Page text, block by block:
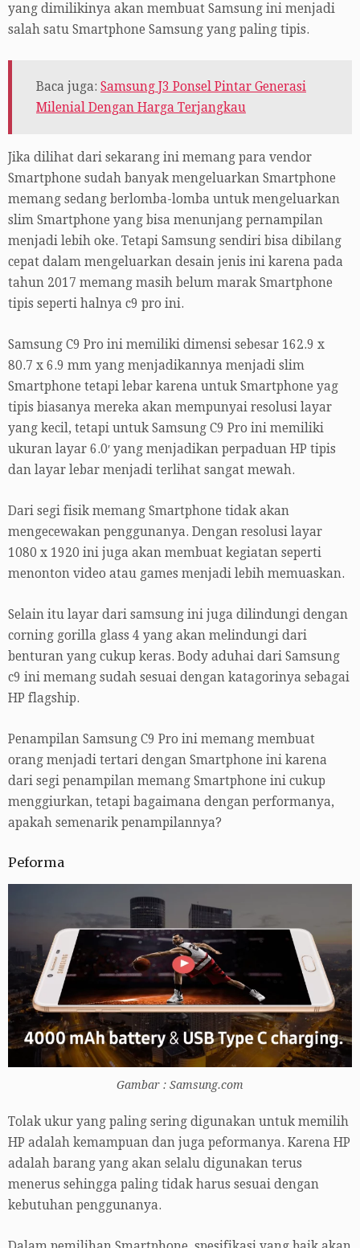
yang dimilikinya akan membuat Samsung ini menjadi
salah satu Smartphone Samsung yang paling tipis.
Baca juga: Samsung J3 Ponsel Pintar Generasi
Milenial Dengan Harga Terjangkau
Jika dilihat dari sekarang ini memang para vendor
Smartphone sudah banyak mengeluarkan Smartphone
memang sedang berlomba-lomba untuk mengeluarkan
slim Smartphone yang bisa menunjang pernampilan
menjadi lebih oke. Tetapi Samsung sendiri bisa dibilang
cepat dalam mengeluarkan desain jenis ini karena pada
tahun 2017 memang masih belum marak Smartphone
tipis seperti halnya c9 pro ini.
Samsung C9 Pro ini memiliki dimensi sebesar 162.9 x
80.7 x 6.9 mm yang menjadikannya menjadi slim
Smartphone tetapi lebar karena untuk Smartphone yag
tipis biasanya mereka akan mempunyai resolusi layar
yang kecil, tetapi untuk Samsung C9 Pro ini memiliki
ukuran layar 6.0′ yang menjadikan perpaduan HP tipis
dan layar lebar menjadi terlihat sangat mewah.
Dari segi fisik memang Smartphone tidak akan
mengecewakan penggunanya. Dengan resolusi layar
1080 x 1920 ini juga akan membuat kegiatan seperti
menonton video atau games menjadi lebih memuaskan.
Selain itu layar dari samsung ini juga dilindungi dengan
corning gorilla glass 4 yang akan melindungi dari
benturan yang cukup keras. Body aduhai dari Samsung
c9 ini memang sudah sesuai dengan katagorinya sebagai
HP flagship.
Penampilan Samsung C9 Pro ini memang membuat
orang menjadi tertari dengan Smartphone ini karena
dari segi penampilan memang Smartphone ini cukup
menggiurkan, tetapi bagaimana dengan performanya,
apakah semenarik penampilannya?
Peforma
Gambar : Samsung.com
Tolak ukur yang paling sering digunakan untuk memilih
HP adalah kemampuan dan juga peformanya. Karena HP
adalah barang yang akan selalu digunakan terus
menerus sehingga paling tidak harus sesuai dengan
kebutuhan penggunanya.